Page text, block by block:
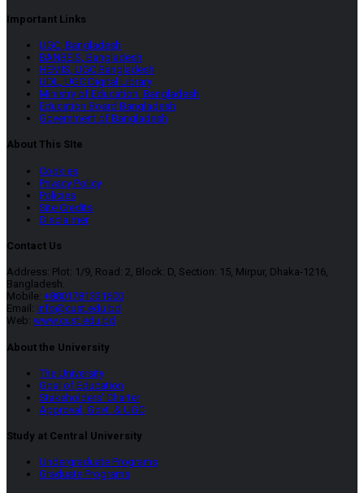
Important Links
UGC, Bangladesh
BANBEIS, Bangladesh
HEMIS, UGC Bangladesh
UDL, UGC Digital Library
Ministry of Education, Bangladesh
Education Board Bangladesh
Government of Bangladesh
About This SIte
Cookies
Privacy Policy
Policies
Site Credits
Disclaimer
Contact Us
Address: Plot: 1/9, Road: 2, Block: D, Section: 15, Mirpur, Dhaka-1216,
Bangladesh.
Mobile: +8801781331600
Email: info@cust.edu.bd
Web: www.cust.edu.bd
About the University
The University
Goal of Education
Stakeholders’ Charter
Approval, Govt. & UGC
Study at Central University
Undergraduate Programs
Graduate Programs